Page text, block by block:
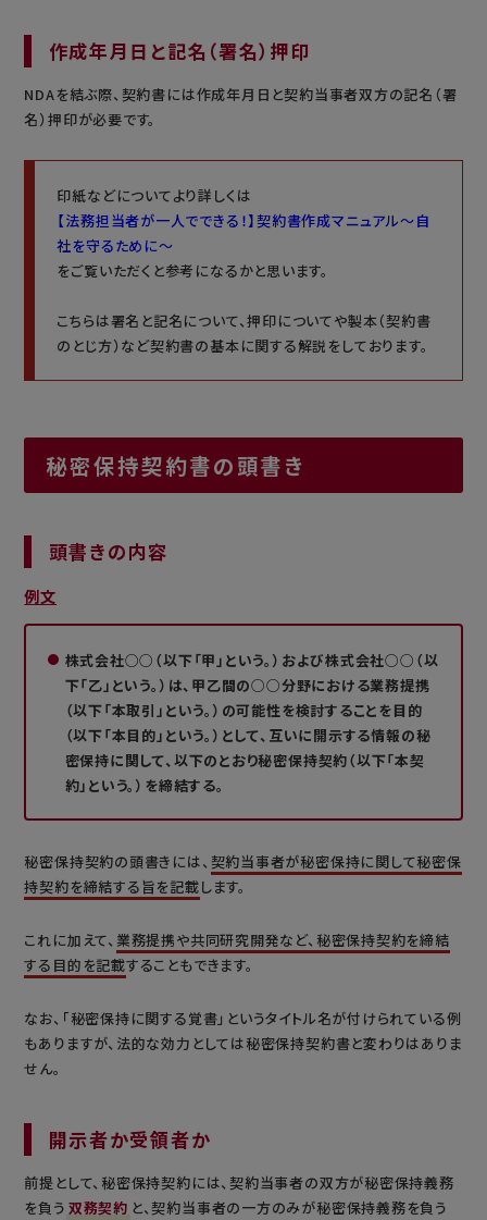
作成年月日と記名（署名）押印
NDAを結ぶ際、契約書には作成年月日と契約当事者双方の記名（署
名）押印が必要です。
印紙などについてより詳しくは
【法務担当者が一人でできる！】契約書作成マニュアル～自
社を守るために～
をご覧いただくと参考になるかと思います。
こちらは署名と記名について、押印についてや製本（契約書
のとじ方）など契約書の基本に関する解説をしております。
秘密保持契約書の頭書き
頭書きの内容
例文
株式会社○○（以下「甲」という。）および株式会社○○（以
下「乙」という。）は、甲乙間の○○分野における業務提携
（以下「本取引」という。）の可能性を検討することを目的
（以下「本目的」という。）として、互いに開示する情報の秘
密保持に関して、以下のとおり秘密保持契約（以下「本契
約」という。）を締結する。
秘密保持契約の頭書きには、 契約当事者が秘密保持に関して秘密保
持契約を締結する旨を記載します。
これに加えて、 業務提携や共同研究開発など、秘密保持契約を締結
する目的を記載することもできます。
なお、「秘密保持に関する覚書」というタイトル名が付けられている例
もありますが、法的な効力としては秘密保持契約書と変わりはありま
せん。
開示者か受領者か
前提として、秘密保持契約には、契約当事者の双方が秘密保持義務
を負う 双務契約 と、契約当事者の一方のみが秘密保持義務を負う